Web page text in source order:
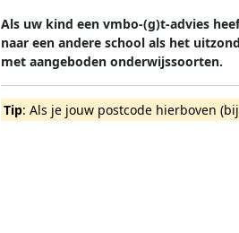
Als uw kind een vmbo-(g)t-advies
naar een andere school als het
met aangeboden onderwijssoorten.
Tip: Als je jouw postcode hierboven